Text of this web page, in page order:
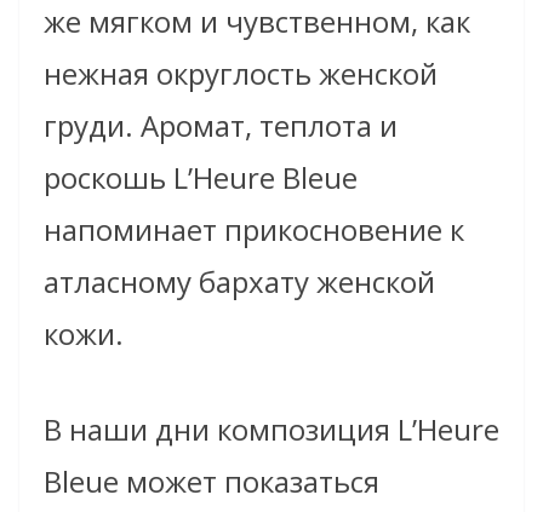
же мягком и чувственном, как
нежная округлость женской
груди. Аромат, теплота и
роскошь L’Heure Bleue
напоминает прикосновение к
атласному бархату женской
кожи.
В наши дни композиция L’Heure
Bleue может показаться